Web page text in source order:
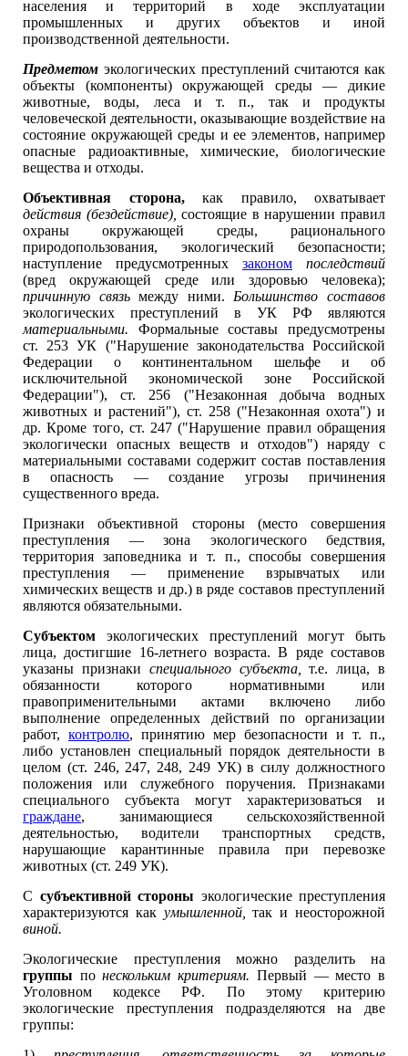
населения и территорий в ходе эксплуатации
промышленных и других объектов и иной
производственной деятельности.
Предметом экологических преступлений считаются как
объекты (компоненты) окружающей среды — дикие
животные, воды, леса и т. п., так и продукты
человеческой деятельности, оказывающие воздействие на
состояние окружающей среды и ее элементов, например
опасные радиоактивные, химические, биологические
вещества и отходы.
Объективная сторона, как правило, охватывает
действия (бездействие),состоящие в нарушении правил
охраны окружающей среды, рационального
природопользования, экологический безопасности;
наступление предусмотренных законом
последствий
(вред окружающей среде или здоровью человека);
причинную связьмежду ними. Большинство составов
экологических преступлений в УК РФ являются
материальными. Формальные составы предусмотрены
ст. 253 УК ("Нарушение законодательства Российской
Федерации о континентальном шельфе и об
исключительной экономической зоне Российской
Федерации"), ст. 256 ("Незаконная добыча водных
животных и растений"), ст. 258 ("Незаконная охота") и
др. Кроме того, ст. 247 ("Нарушение правил обращения
экологически опасных веществ и отходов") наряду с
материальными составами содержит состав поставления
в опасность — создание угрозы причинения
существенного вреда.
Признаки объективной стороны (место совершения
преступления — зона экологического бедствия,
территория заповедника и т. п., способы совершения
преступления — применение взрывчатых или
химических веществ и др.) в ряде составов преступлений
являются обязательными.
Субъектом экологических преступлений могут быть
лица, достигшие 16-летнего возраста. В ряде составов
указаны признаки специального субъекта,т.е. лица, в
обязанности которого нормативными или
правоприменительными актами включено либо
выполнение определенных действий по организации
работ, контролю, принятию мер безопасности и т. п.,
либо установлен специальный порядок деятельности в
целом (ст. 246, 247, 248, 249 УК) в силу должностного
положения или служебного поручения. Признаками
специального субъекта могут характеризоваться и
граждане, занимающиеся сельскохозяйственной
деятельностью, водители транспортных средств,
нарушающие карантинные правила при перевозке
животных (ст. 249 УК).
С субъективной стороны экологические преступления
характеризуются как умышленной,так и неосторожной
виной.
Экологические преступления можно разделить на
группы понескольким критериям. Первый — место в
Уголовном кодексе РФ. По этому критерию
экологические преступления подразделяются на две
группы: